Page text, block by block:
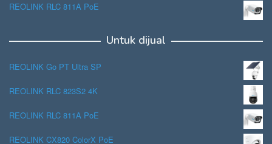
REOLINK RLC 811A PoE
Untuk dijual
REOLINK Go PT Ultra SP
REOLINK RLC 823S2 4K
REOLINK RLC 811A PoE
REOLINK CX820 ColorX PoE